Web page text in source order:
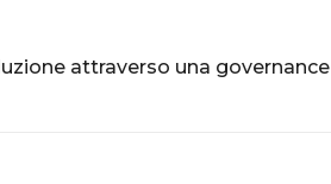
attraverso una governance